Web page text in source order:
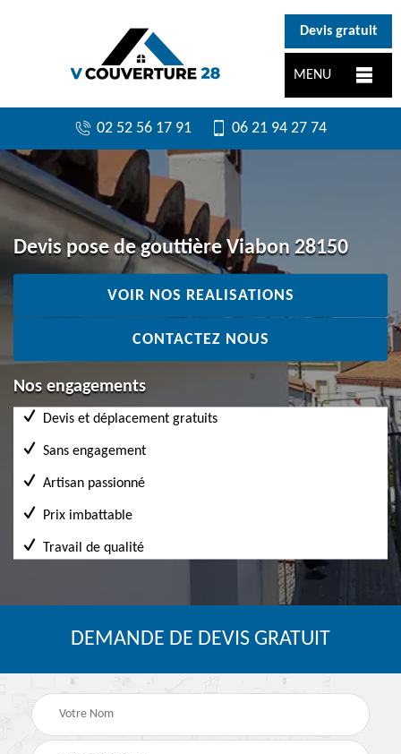
Devis gratuit
MENU
02 52 56 17 91 06 21 94 27 74
Devis pose de gouttière Viabon 28150
VOIR NOS REALISATIONS
CONTACTEZ NOUS
Nos engagements
Devis et déplacement gratuits
Sans engagement
Artisan passionné
Prix imbattable
Travail de qualité
DEMANDE DE DEVIS GRATUIT